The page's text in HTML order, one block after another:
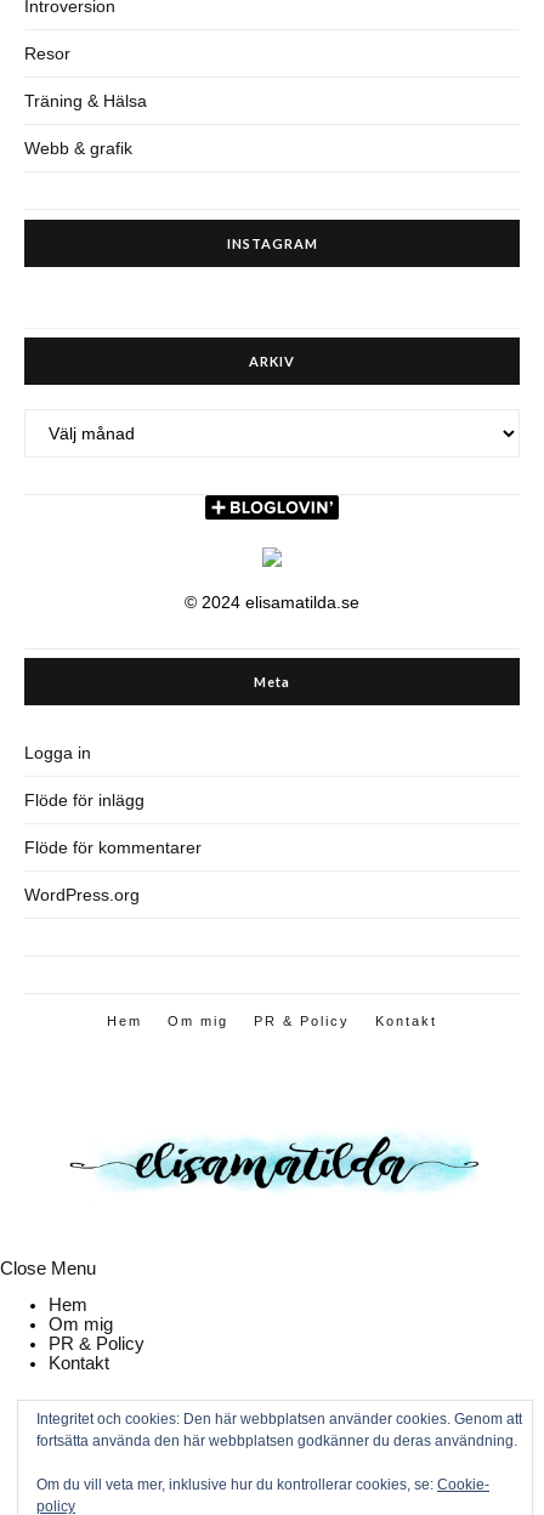
Introversion
Resor
Träning & Hälsa
Webb & grafik
INSTAGRAM
ARKIV
© 2024 elisamatilda.se
Meta
Logga in
Flöde för inlägg
Flöde för kommentarer
WordPress.org
Hem Om mig PR & Policy Kontakt
Close Menu
Hem
Om mig
PR & Policy
Kontakt
Integritet och cookies: Den här webbplatsen använder cookies. Genom att
fortsätta använda den här webbplatsen godkänner du deras användning.
Om du vill veta mer, inklusive hur du kontrollerar cookies, se: Cookie-
policy